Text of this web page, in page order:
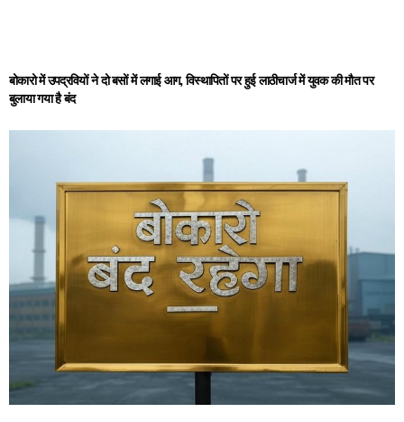
बोकारो में उपद्रवियों ने दो बसों में लगाई आग, विस्थापितों पर हुई लाठीचार्ज में युवक की मौत पर
बुलाया गया है बंद